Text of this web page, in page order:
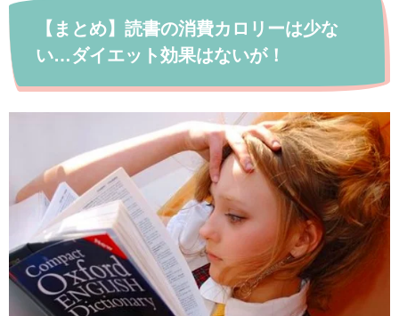
【まとめ】読書の消費カロリーは少な
い…ダイエット効果はないが！